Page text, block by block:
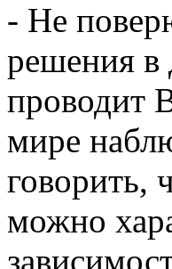
- Не
решения
проводит
мире
говорить,
можно